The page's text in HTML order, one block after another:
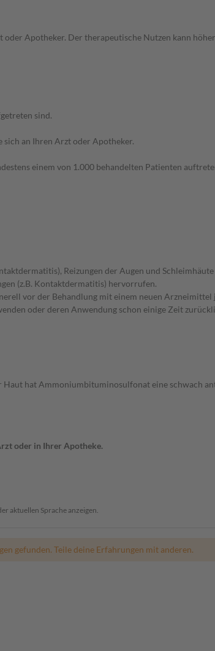
Apotheker. Der therapeutische Nutzen kann
sind.
sich an Ihren Arzt oder Apotheker.
einem von 1.000 behandelten Patienten
Reizungen der Augen und
(z.B. Kontaktdermatitis) hervorrufen.
vor der Behandlung mit einem neuen Arzneimittel
oder deren Anwendung schon einige Zeit
hat Ammoniumbituminosulfonat eine schwach
oder in Ihrer Apotheke.
aktuellen Sprache anzeigen.
gefunden. Teile deine Erfahrungen mit anderen.